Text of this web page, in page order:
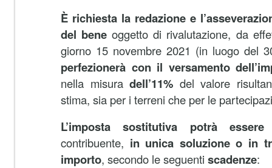
È richiesta la redazione e
del bene oggetto di rivalutazione, da
giorno 15 novembre 2021 (in luogo del
perfezionerà con il versamento
nella misuradell’11% del valore
stima, sia per i terreni che per le
L’imposta sostitutiva potrà essere
contribuente, in unica soluzione o in
importo, secondo le seguenti scadenze: